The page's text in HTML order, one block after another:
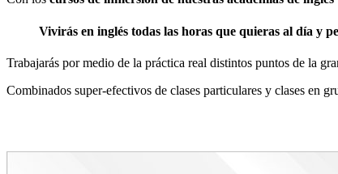
Vivirás en inglés todas las horas que quieras al día y
Trabajarás por medio de la práctica real distintos puntos de la
Combinados super-efectivos de clases particulares y clases en